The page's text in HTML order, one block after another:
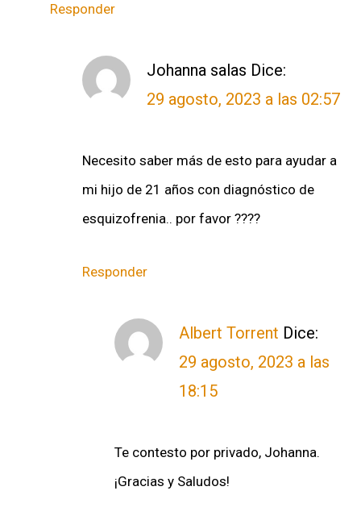
Responder
Johanna salas Dice:
29 agosto, 2023 a las 02:57
Necesito saber más de esto para ayudar a
mi hijo de 21 años con diagnóstico de
esquizofrenia.. por favor ????
Responder
Albert Torrent Dice:
29 agosto, 2023 a las
18:15
Te contesto por privado, Johanna.
¡Gracias y Saludos!